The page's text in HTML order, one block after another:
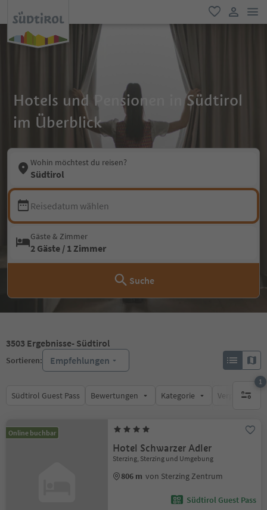
favorit
user link
Hotels und Pensionen in Südtirol
im Überblick
Wohin möchtest du reisen?
Südtirol
Reisedatum wählen
Gäste & Zimmer
2 Gäste / 1 Zimmer
Suche
3503 Ergebnisse- Südtirol
Sortieren: Empfehlungen
Südtirol Guest Pass Bewertungen Kategorie
1
1
Online buchbar
Hotel Schwarzer Adler
Sterzing, Sterzing und Umgebung
806 m von Sterzing Zentrum
Südtirol Guest Pass